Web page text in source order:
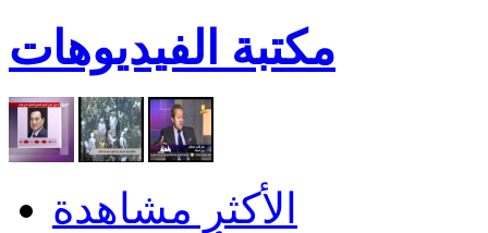
مكتبة الفيديوهات
الأكثر مشاهدة